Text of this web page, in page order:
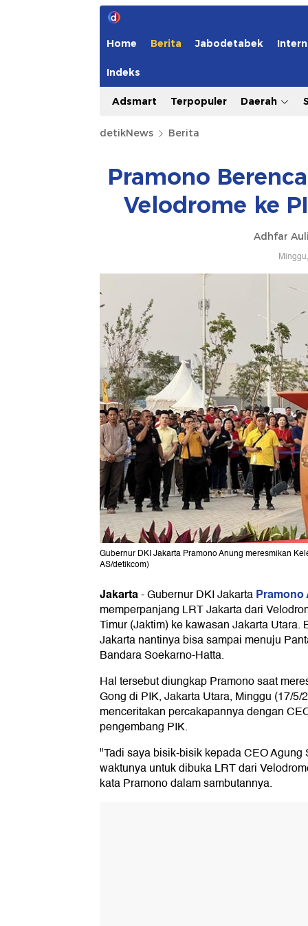
Home Berita Jabodetabek
Indeks
Adsmart Terpopuler Daerah
detikNews Berita
Pramono
Velodrome ke
Adhfar
Gubernur DKI Jakarta Pramono Anung meresmikan
AS/detikcom)
Jakarta-Gubernur DKI JakartaPramono
memperpanjang LRT Jakarta dari
Timur (Jaktim) ke kawasan Jakarta Utara.
Jakarta nantinya bisa sampai menuju
Bandara Soekarno-Hatta.
Hal tersebut diungkap Pramono saat
Gong di PIK, Jakarta Utara, Minggu (17/
menceritakan percakapannya dengan
pengembang PIK.
"Tadi saya bisik-bisik kepada CEO
waktunya untuk dibuka LRT dari
kata Pramono dalam sambutannya.